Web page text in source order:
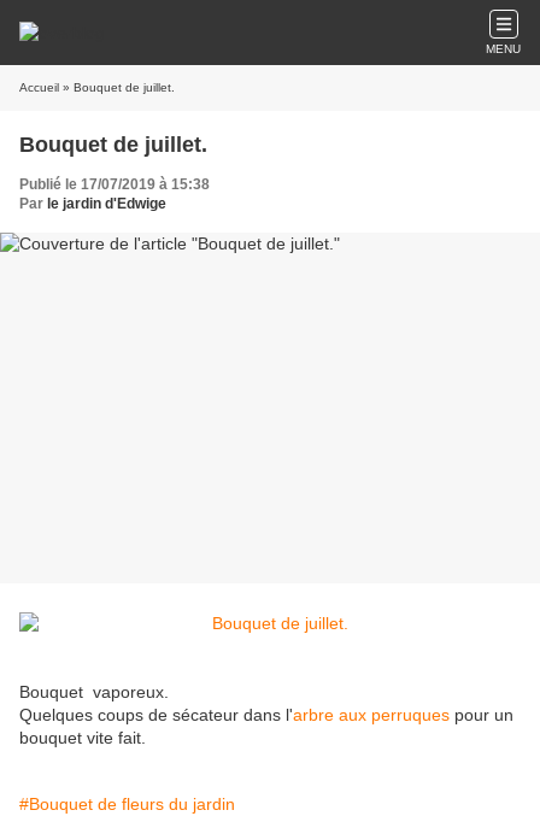
MENU
Accueil » Bouquet de juillet.
Bouquet de juillet.
Publié le 17/07/2019 à 15:38
Par le jardin d'Edwige
Bouquet vaporeux.
Quelques coups de sécateur dans l'arbre aux perruques pour un
bouquet vite fait.
#Bouquet de fleurs du jardin